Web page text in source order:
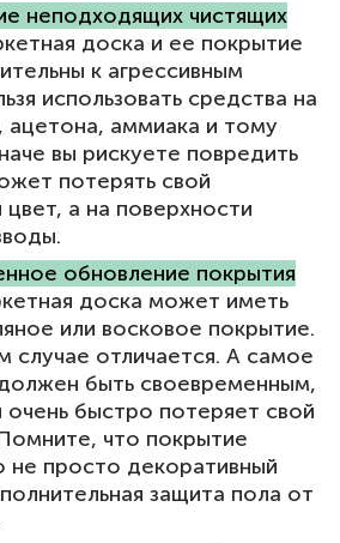
неподходящих чистящих
доска и ее покрытие
к агрессивным
использовать средства на
ацетона, аммиака и тому
вы рискуете повредить
потерять свой
а на поверхности
обновление покрытия
доска может иметь
или восковое покрытие.
случае отличается. А самое
быть своевременным,
очень быстро потеряет свой
что покрытие
не просто декоративный
защита пола от